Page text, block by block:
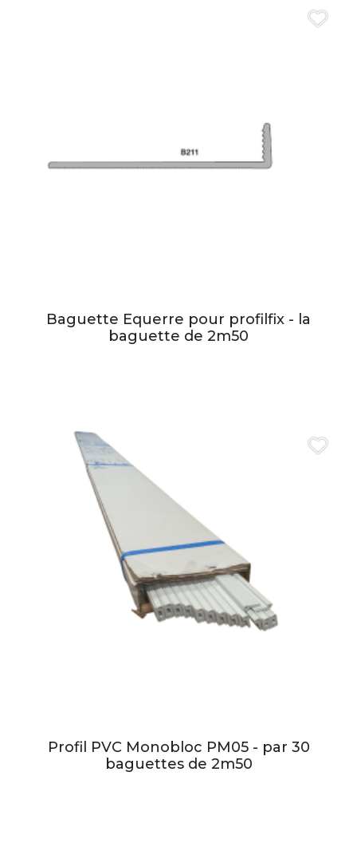
Baguette Equerre pour profilfix - la
baguette de 2m50
Profil PVC Monobloc PM05 - par 30
baguettes de 2m50